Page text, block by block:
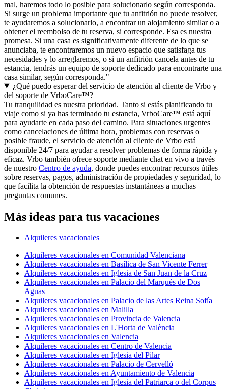
mal, haremos todo lo posible para solucionarlo según corresponda.
Si surge un problema importante que tu anfitrión no puede resolver,
te ayudaremos a solucionarlo, a encontrar un alojamiento similar o a
obtener el reembolso de tu reserva, si corresponde. Esa es nuestra
promesa. Si una casa es significativamente diferente de lo que se
anunciaba, te encontraremos un nuevo espacio que satisfaga tus
necesidades y lo arreglaremos, o si un anfitrión cancela antes de tu
estancia, tendrás un equipo de soporte dedicado para encontrarte una
casa similar, según corresponda."
¿Qué puedo esperar del servicio de atención al cliente de Vrbo y
del soporte de VrboCare™?
Tu tranquilidad es nuestra prioridad. Tanto si estás planificando tu
viaje como si ya has terminado tu estancia, VrboCare™ está aquí
para ayudarte en cada paso del camino. Para situaciones urgentes
como cancelaciones de última hora, problemas con reservas o
posible fraude, el servicio de atención al cliente de Vrbo está
disponible 24/7 para ayudar a resolver problemas de forma rápida y
eficaz. Vrbo también ofrece soporte mediante chat en vivo a través
de nuestro Centro de ayuda, donde puedes encontrar recursos útiles
sobre reservas, pagos, administración de propiedades y seguridad, lo
que facilita la obtención de respuestas instantáneas a muchas
preguntas comunes.
Más ideas para tus vacaciones
Alquileres vacacionales
Alquileres vacacionales en Comunidad Valenciana
Alquileres vacacionales en Basílica de San Vicente Ferrer
Alquileres vacacionales en Iglesia de San Juan de la Cruz
Alquileres vacacionales en Palacio del Marqués de Dos
Aguas
Alquileres vacacionales en Palacio de las Artes Reina Sofía
Alquileres vacacionales en Malilla
Alquileres vacacionales en Provincia de Valencia
Alquileres vacacionales en L'Horta de València
Alquileres vacacionales en Valencia
Alquileres vacacionales en Centro de Valencia
Alquileres vacacionales en Iglesia del Pilar
Alquileres vacacionales en Palacio de Cervelló
Alquileres vacacionales en Ayuntamiento de Valencia
Alquileres vacacionales en Iglesia del Patriarca o del Corpus